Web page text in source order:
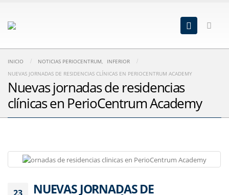
INICIO NOTICIAS PERIOCENTRUM,
INFERIOR
NUEVAS JORNADAS DE RESIDENCIAS CLÍNICAS EN PERIOCENTRUM ACADEMY
Nuevas jornadas de residencias
clínicas en PerioCentrum Academy
23 NUEVAS JORNADAS DE